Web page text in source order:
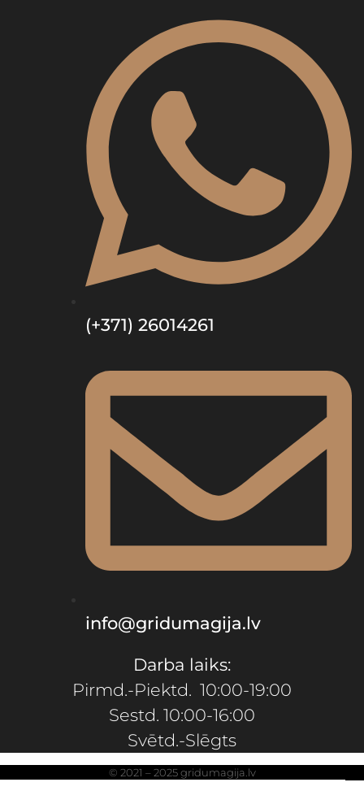
(+371) 26014261
info@gridumagija.lv
Darba laiks:
Pirmd.-Piektd. 10:00-19:00
Sestd. 10:00-16:00
Svētd.-Slēgts
© 2021 – 2025 gridumagija.lv